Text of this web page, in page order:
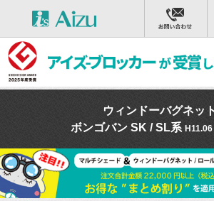
ウィンドーバグネット
ボンゴバン SK / SL系